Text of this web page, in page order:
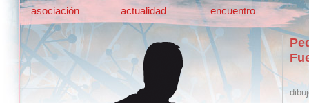
asociación actualidad encuentro